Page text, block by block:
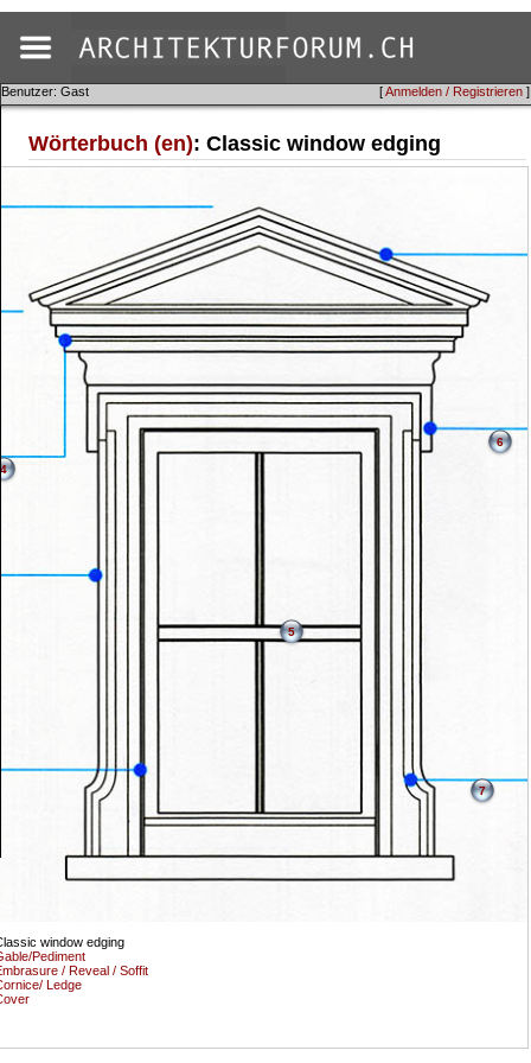
[Anmelden / Registrieren ]
Benutzer: Gast
Wörterbuch (en): Classic window edging
window edging
Pediment
/ Reveal / Soffit
Ledge
4
5
6
7